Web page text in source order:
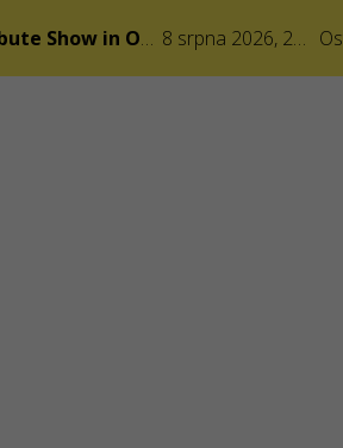
THE BEATLES Music Symphony Tribute Show in Ostrava 8 srpna 2026, 20:00